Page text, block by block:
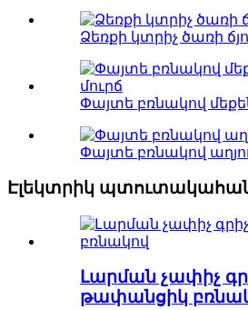
Ձեռքի կտրիչ ծառի
Փայտե բռնակով
Փայտե բռնակով
Էլեկտրիկ
Լարման չափիչ
թափանցիկ